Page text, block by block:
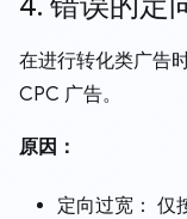
在进行转化类广告
CPC 广告。
原因：
定向过宽： 仅